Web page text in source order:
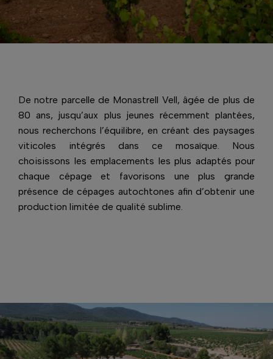
De notre parcelle de Monastrell Vell, âgée de plus de
80 ans, jusqu’aux plus jeunes récemment plantées,
nous recherchons l’équilibre, en créant des paysages
viticoles intégrés dans ce mosaïque. Nous
choisissons les emplacements les plus adaptés pour
chaque cépage et favorisons une plus grande
présence de cépages autochtones afin d’obtenir une
production limitée de qualité sublime.